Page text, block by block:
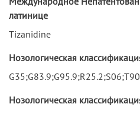
латинице
Tizanidine
Нозологическая
Нозологическая